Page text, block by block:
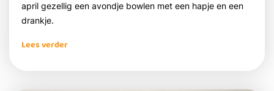
april gezellig een avondje bowlen met een hapje en een
drankje.
Lees verder